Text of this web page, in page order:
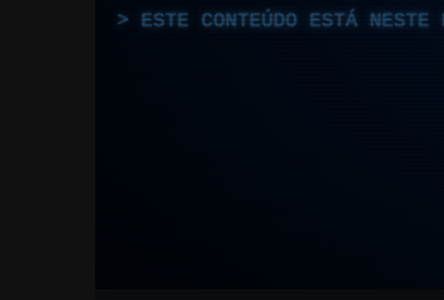
ESTE CONTEÚDO ESTÁ NESTE